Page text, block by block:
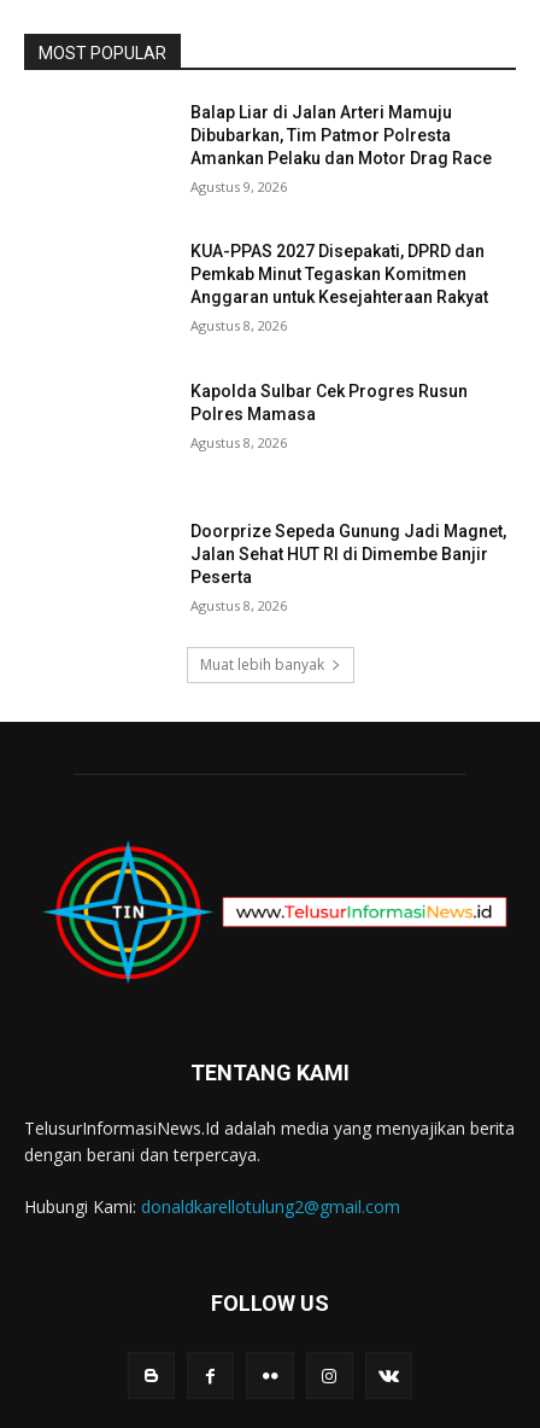
MOST POPULAR
Balap Liar di Jalan Arteri Mamuju
Dibubarkan, Tim Patmor Polresta
Amankan Pelaku dan Motor Drag Race
Agustus 9, 2026
KUA-PPAS 2027 Disepakati, DPRD dan
Pemkab Minut Tegaskan Komitmen
Anggaran untuk Kesejahteraan Rakyat
Agustus 8, 2026
Kapolda Sulbar Cek Progres Rusun
Polres Mamasa
Agustus 8, 2026
Doorprize Sepeda Gunung Jadi Magnet,
Jalan Sehat HUT RI di Dimembe Banjir
Peserta
Agustus 8, 2026
Muat lebih banyak
TENTANG KAMI
TelusurInformasiNews.Id adalah media yang menyajikan berita
dengan berani dan terpercaya.
Hubungi Kami: donaldkarellotulung2@gmail.com
FOLLOW US